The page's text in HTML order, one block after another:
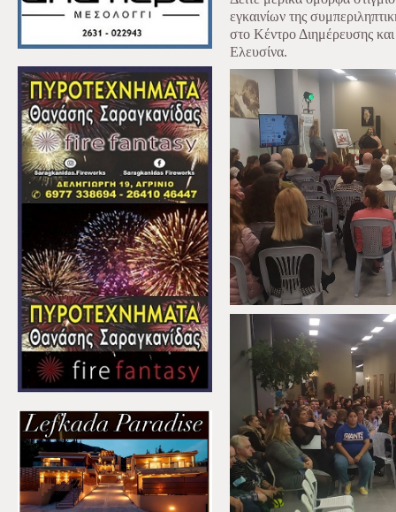
εγκαινίων της
στο Κέντρο Διημέρευσης
Ελευσίνα.